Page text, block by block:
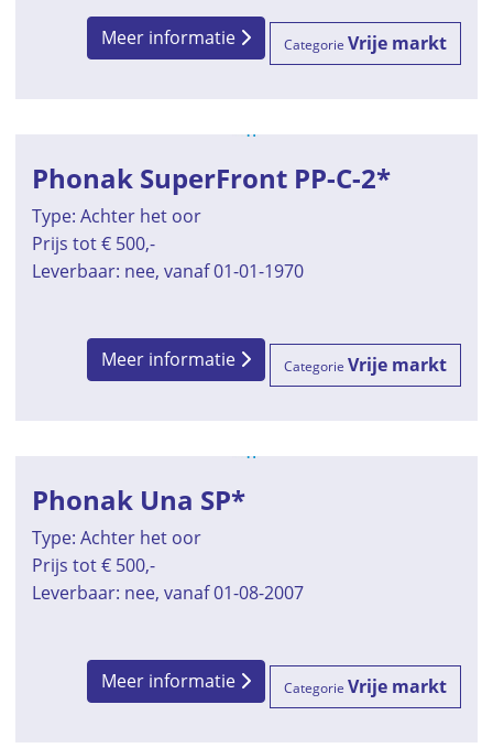
Meer informatie Categorie Vrije markt
Phonak SuperFront PP-C-2*
Type: Achter het oor
Prijs tot € 500,-
Leverbaar: nee, vanaf 01-01-1970
Meer informatie Categorie Vrije markt
Phonak Una SP*
Type: Achter het oor
Prijs tot € 500,-
Leverbaar: nee, vanaf 01-08-2007
Meer informatie Categorie Vrije markt